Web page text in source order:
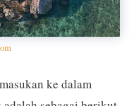
ke dalam